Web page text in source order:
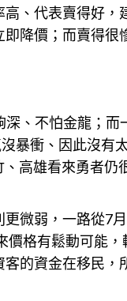
、代表賣得好，
降價；而賣得很
、不怕金龍；而
暴衝、因此沒有
高雄看來勇者仍
微弱，一路從7
格有鬆動可能，
的資金在移民，